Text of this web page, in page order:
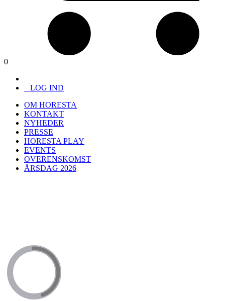
0
LOG IND
OM HORESTA
KONTAKT
NYHEDER
PRESSE
HORESTA PLAY
EVENTS
OVERENSKOMST
ÅRSDAG 2026